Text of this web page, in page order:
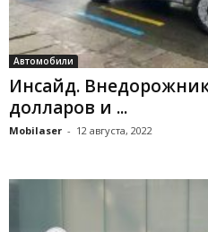
Автомобили
Инсайд.
долларов и ...
Mobilaser - 12 августа, 2022